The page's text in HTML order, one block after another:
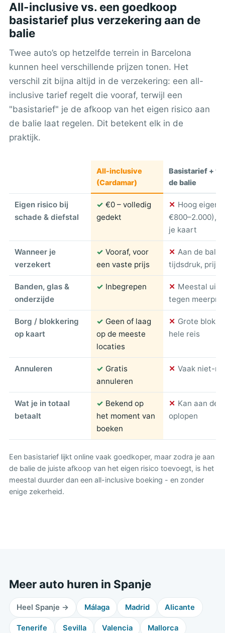
All-inclusive vs. een goedkoop
basistarief plus verzekering aan de
balie
Twee auto’s op hetzelfde terrein in Barcelona
kunnen heel verschillende prijzen tonen. Het
verschil zit bijna altijd in de verzekering: een all-
inclusive tarief regelt die vooraf, terwijl een
"basistarief" je de afkoop van het eigen risico aan
de balie laat regelen. Dit betekent elk in de
praktijk.
All-inclusive
(Cardamar)
Basistarief +
de balie
Eigen risico bij
schade & diefstal
✓ €0 – volledig
gedekt
✕ Hoog eigen
€800–2.000),
je kaart
Wanneer je
verzekert
✓ Vooraf, voor
een vaste prijs
✕ Aan de
tijdsdruk, prijs
Banden, glas &
onderzijde
✓ Inbegrepen ✕ Meestal
tegen
Borg / blokkering
op kaart
✓ Geen of laag
op de meeste
locaties
✕ Grote
hele reis
Annuleren ✓ Gratis
annuleren
✕ Vaak niet-
Wat je in totaal
betaalt
✓ Bekend op
het moment van
boeken
✕ Kan aan de
oplopen
Een basistarief lijkt online vaak goedkoper, maar zodra je aan
de balie de juiste afkoop van het eigen risico toevoegt, is het
meestal duurder dan een all-inclusive boeking - en zonder
enige zekerheid.
Meer auto huren in Spanje
Heel Spanje → Málaga Madrid Alicante
Tenerife Sevilla Valencia Mallorca